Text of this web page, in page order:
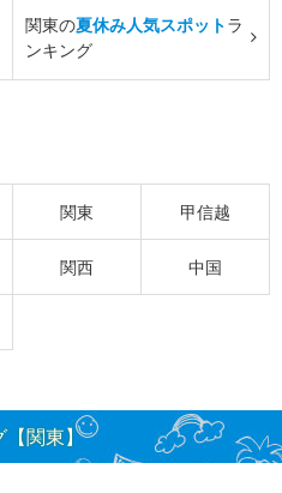
関東の夏休み人気スポットラ
ンキング
関東 甲信越
関西 中国
【関東】